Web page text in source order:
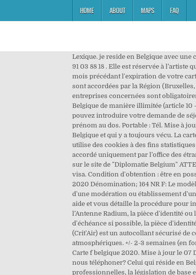
HOME ABOUT MAPS FAQ
Lexique. je reside en Belgique avec une carte de séjour F, marié à une Belge, je vais me rendre à Londres ai-je besoin de visa? Suivi de votre demande de carte grise au 08 91 03 88 18 . Elle est réservée à l’artiste qui fournit des prestations artistiques de petite échelle. En raison de la pandémie de Covid-19, ... (ou la sous-préfecture) dans les 2 mois précédant l'expiration de votre carte. La délivrance et le renouvellement de ce titre d'identité sont assurés par le Bureau des Étrangers . Les cartes professionnelles sont accordées par la Région (Bruxelles, Flandre ou Wallonie) dans laquelle l’indépendant aura son lieu d’établissement. Depuis le 1er octobre 2017, toutes les entreprises concernées sont obligatoirement tenues de demander la Carte BTP pour les salariés intervenant sur les chantiers. Le regroupant est autorisé à séjourner en Belgique de manière illimitée (article 10 – carte B, C, D, F ou F+) ou temporairement (article 10 – carte A comme bénéficiaire de la protection internationale) Vous ne pouvez introduire votre demande de séjour en Belgique que si … 2. Important : Vous devez fournir une photo d'identité pour chaque carte demandée en y indiquant le prénom au dos. Portable : Tél. Mise à jour le 21 Septembre 2020 Je suis européen. Carte F : carte de séjour de membre de famille d’un citoyen UE. Celui qui est né en Belgique et qui y a toujours vécu. La carte peut être renouvelée 6 mois avant la fin de validité et au plus tard un mois avant la fin. Ai-je droit à une aide du CPAS? Ce site utilise des cookies à des fins statistiques et pour faciliter la navigation. L’obtention d’un titre de séjour dépend de la possession ou de l’acquisition d’un droit au séjour accordé uniquement par l’office des étrangers. Carte de résident de longue durée C.E. N'oubliez pas de vérifier la validité de vos documents d'identité en vue de voyager sur le site de "Diplomatie Belgium" ATTENTION : le titre de séjour ne remplace pas l’obligation de … Les étrangers qui ont une autre nationalité peuvent avoir besoin d'un visa. Condition d'obtention : être en possession d'une carte F depuis 5 ans. NB : il n’y a pas de conditions d’intégration ni de connaissance de la langue. Modèle 2021 2020 Dénomination; 164 NR F: Le modèle 164 NR pour salariés et pensionnés non résidents (NR) peut servir de demande en